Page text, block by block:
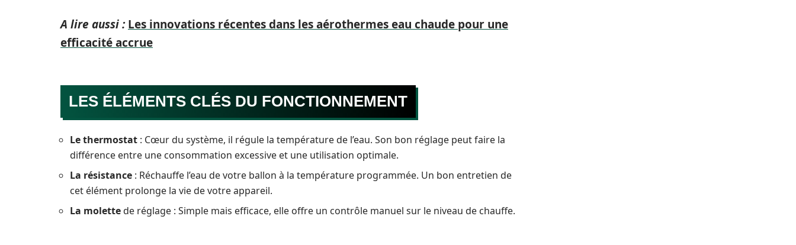
A lire aussi : Les innovations récentes dans les aérothermes eau chaude pour une
efficacité accrue
LES ÉLÉMENTS CLÉS DU FONCTIONNEMENT
Le thermostat : Cœur du système, il régule la température de l’eau. Son bon réglage peut faire la
différence entre une consommation excessive et une utilisation optimale.
La résistance : Réchauffe l’eau de votre ballon à la température programmée. Un bon entretien de
cet élément prolonge la vie de votre appareil.
La molettede réglage : Simple mais efficace, elle offre un contrôle manuel sur le niveau de chauffe.